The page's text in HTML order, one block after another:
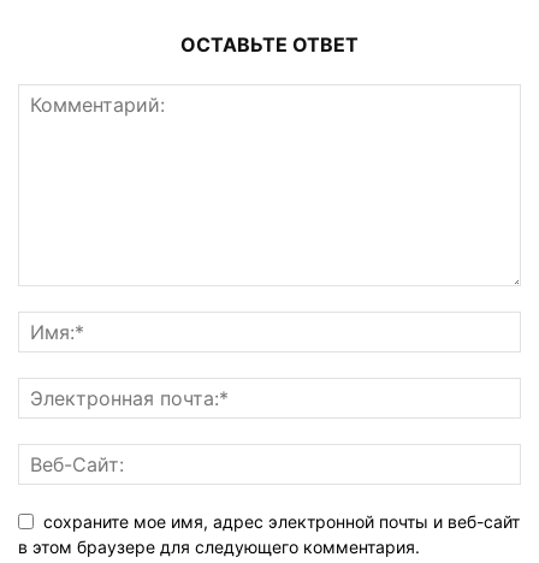
ОСТАВЬТЕ ОТВЕТ
сохраните мое имя, адрес электронной почты и веб-сайт
в этом браузере для следующего комментария.